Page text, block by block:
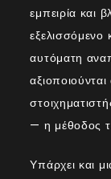
εμπειρία και
αυτόματη
— η μέθοδος
Υπάρχει και